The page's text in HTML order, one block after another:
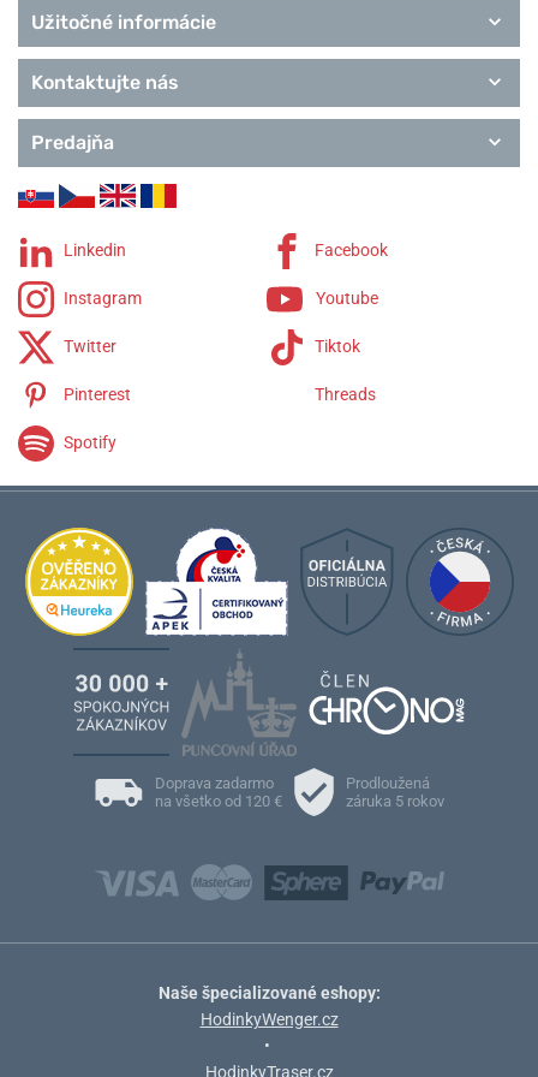
Užitočné informácie
Kontaktujte nás
Predajňa
Linkedin Facebook
Instagram Youtube
Twitter Tiktok
Pinterest Threads
Spotify
Doprava zadarmo
na všetko od 120 €
Prodloužená
záruka 5 rokov
Naše špecializované eshopy:
HodinkyWenger.cz
•
HodinkyTraser.cz